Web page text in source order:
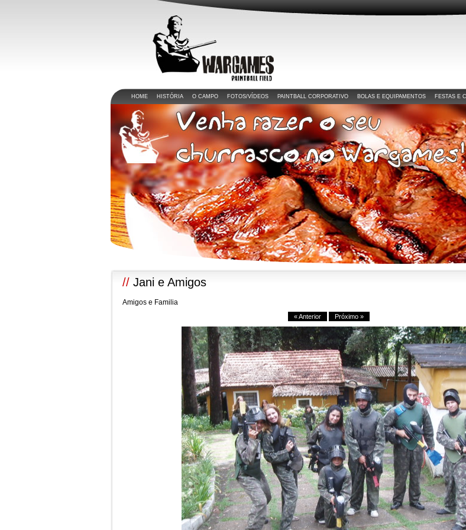
HOME HISTÓRIA O CAMPO FOTOS/VÍDEOS PAINTBALL CORPORATIVO BOLAS E EQUIPAMENTOS FESTAS E
// Jani e Amigos
Amigos e Familia
« Anterior Próximo »